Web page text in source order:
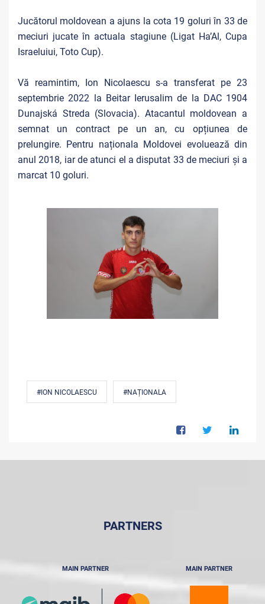
Jucătorul moldovean a ajuns la cota 19 goluri în 33 de
meciuri jucate în actuala stagiune (Ligat Ha’Al, Cupa
Israeluiui, Toto Cup).
Vă reamintim, Ion Nicolaescu s-a transferat pe 23
septembrie 2022 la Beitar Ierusalim de la DAC 1904
Dunajská Streda (Slovacia). Atacantul moldovean a
semnat un contract pe un an, cu opțiunea de
prelungire. Pentru naționala Moldovei evoluează din
anul 2018, iar de atunci el a disputat 33 de meciuri și a
marcat 10 goluri.
#ION NICOLAESCU #NAȚIONALA
PARTNERS
MAIN PARTNER MAIN PARTNER